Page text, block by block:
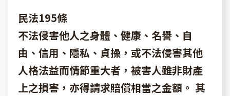
民法195條
不法侵害他人之身體、健康、名譽、自
由、信用、隱私、貞操，或不法侵害其他
人格法益而情節重大者，被害人雖非財產
上之損害，亦得請求賠償相當之金額。 其